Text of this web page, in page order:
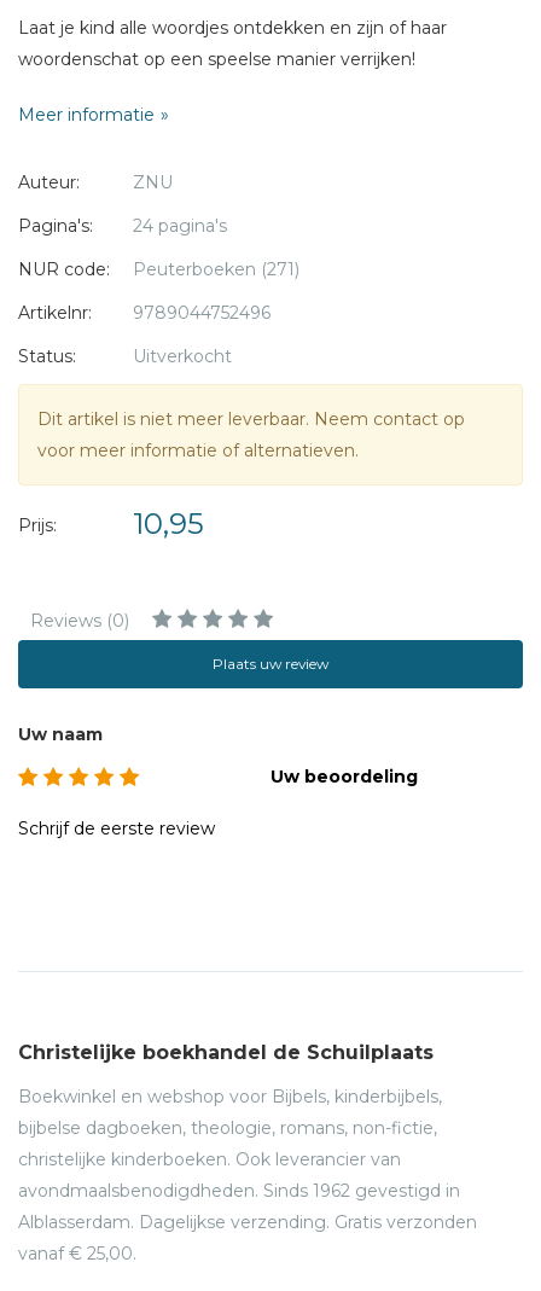
Laat je kind alle woordjes ontdekken en zijn of haar
woordenschat op een speelse manier verrijken!
Meer informatie
Auteur:
ZNU
Pagina's:
24 pagina's
NUR code:
Peuterboeken (271)
Artikelnr:
9789044752496
Status:
Uitverkocht
Dit artikel is niet meer leverbaar. Neem contact op
voor meer informatie of alternatieven.
Prijs: 10,95
Reviews (0)
Plaats uw review
* = verplicht
Uw naam
Uw beoordeling
Schrijf de eerste review
Christelijke boekhandel de Schuilplaats
Boekwinkel en webshop voor Bijbels, kinderbijbels,
bijbelse dagboeken, theologie, romans, non-fictie,
christelijke kinderboeken. Ook leverancier van
avondmaalsbenodigdheden. Sinds 1962 gevestigd in
Alblasserdam. Dagelijkse verzending. Gratis verzonden
vanaf € 25,00.